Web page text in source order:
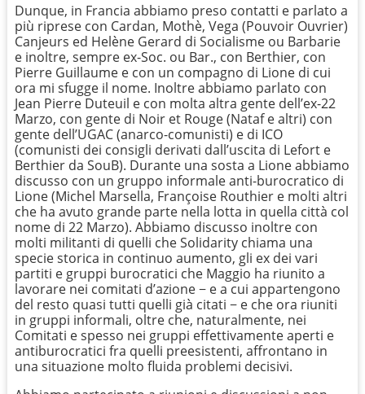
Dunque, in Francia abbiamo preso contatti e parlato a
più riprese con Cardan, Mothè, Vega (Pouvoir Ouvrier)
Canjeurs ed Helène Gerard di Socialisme ou Barbarie
e inoltre, sempre ex-Soc. ou Bar., con Berthier, con
Pierre Guillaume e con un compagno di Lione di cui
ora mi sfugge il nome. Inoltre abbiamo parlato con
Jean Pierre Duteuil e con molta altra gente dell’ex-22
Marzo, con gente di Noir et Rouge (Nataf e altri) con
gente dell’UGAC (anarco-comunisti) e di ICO
(comunisti dei consigli derivati dall’uscita di Lefort e
Berthier da SouB). Durante una sosta a Lione abbiamo
discusso con un gruppo informale anti-burocratico di
Lione (Michel Marsella, Françoise Routhier e molti altri
che ha avuto grande parte nella lotta in quella città col
nome di 22 Marzo). Abbiamo discusso inoltre con
molti militanti di quelli che Solidarity chiama una
specie storica in continuo aumento, gli ex dei vari
partiti e gruppi burocratici che Maggio ha riunito a
lavorare nei comitati d’azione − e a cui appartengono
del resto quasi tutti quelli già citati − e che ora riuniti
in gruppi informali, oltre che, naturalmente, nei
Comitati e spesso nei gruppi effettivamente aperti e
antiburocratici fra quelli preesistenti, affrontano in
una situazione molto fluida problemi decisivi.